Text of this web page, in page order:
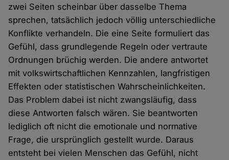
zwei Seiten scheinbar über dasselbe Thema
sprechen, tatsächlich jedoch völlig unterschiedliche
Konflikte verhandeln. Die eine Seite formuliert das
Gefühl, dass grundlegende Regeln oder vertraute
Ordnungen brüchig werden. Die andere antwortet
mit volkswirtschaftlichen Kennzahlen, langfristigen
Effekten oder statistischen Wahrscheinlichkeiten.
Das Problem dabei ist nicht zwangsläufig, dass
diese Antworten falsch wären. Sie beantworten
lediglich oft nicht die emotionale und normative
Frage, die ursprünglich gestellt wurde. Daraus
entsteht bei vielen Menschen das Gefühl, nicht